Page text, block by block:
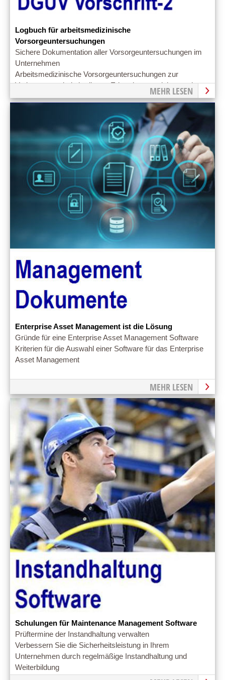
Logbuch für arbeitsmedizinische
Vorsorgeuntersuchungen
Sichere Dokumentation aller Vorsorgeuntersuchungen im
Unternehmen
Arbeitsmedizinische Vorsorgeuntersuchungen zur
Vorbeugung arbeitsbedingter Erkrankungen dokumentieren
MEHR LESEN
Enterprise Asset Management ist die Lösung
Gründe für eine Enterprise Asset Management Software
Kriterien für die Auswahl einer Software für das Enterprise
Asset Management
MEHR LESEN
Schulungen für Maintenance Management Software
Prüftermine der Instandhaltung verwalten
Verbessern Sie die Sicherheitsleistung in Ihrem
Unternehmen durch regelmäßige Instandhaltung und
Weiterbildung